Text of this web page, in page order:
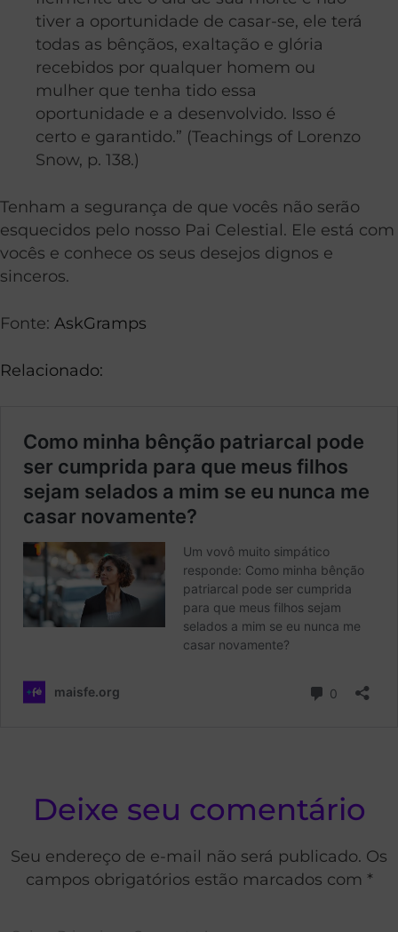
tiver a oportunidade de casar-se, ele terá
todas as bênçãos, exaltação e glória
recebidos por qualquer homem ou
mulher que tenha tido essa
oportunidade e a desenvolvido. Isso é
certo e garantido.” (Teachings of Lorenzo
Snow, p. 138.)
Tenham a segurança de que vocês não serão
esquecidos pelo nosso Pai Celestial. Ele está com
vocês e conhece os seus desejos dignos e
sinceros.
Fonte: AskGramps
Relacionado:
Deixe seu comentário
Seu endereço de e-mail não será publicado. Os
campos obrigatórios estão marcados com *